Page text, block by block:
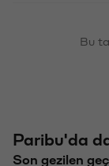
Bu
Paribu'da
Son gezilen